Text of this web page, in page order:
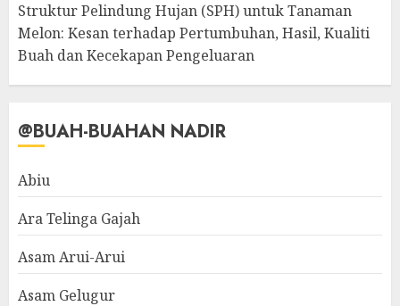
Struktur Pelindung Hujan (SPH) untuk Tanaman
Melon: Kesan terhadap Pertumbuhan, Hasil, Kualiti
Buah dan Kecekapan Pengeluaran
@BUAH-BUAHAN NADIR
Abiu
Ara Telinga Gajah
Asam Arui-Arui
Asam Gelugur